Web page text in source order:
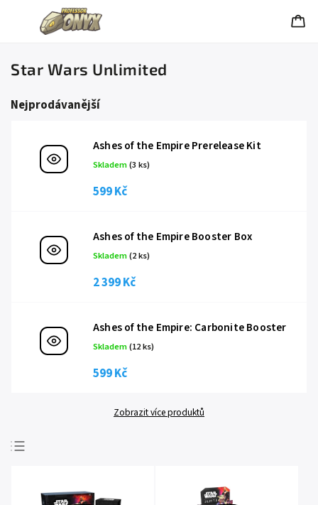
Star Wars Unlimited
Nejprodávanější
Ashes of the Empire Prerelease Kit
Skladem(3 ks)
599 Kč
Ashes of the Empire Booster Box
Skladem(2 ks)
2 399 Kč
Ashes of the Empire: Carbonite Booster
Skladem(12 ks)
599 Kč
Zobrazit více produktů
Nejdražší